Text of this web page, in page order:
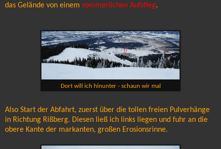
das Gelände von einem sommerlichen Aufstieg.
Dort will ich hinunter - schaun wir mal
Also Start der Abfahrt, zuerst über die tollen freien Pulverhänge
in Richtung Rißberg. Diesen ließ ich links liegen und fuhr an die
obere Kante der markanten, großen Erosionsrinne.